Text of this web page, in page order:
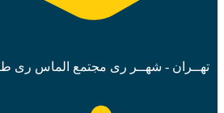
تهــران - شهــر ری مجتمع الماس ری طبقه